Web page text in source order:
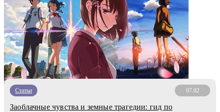
Статьи 07.02
Заоблачные чувства и земные трагедии: гид по